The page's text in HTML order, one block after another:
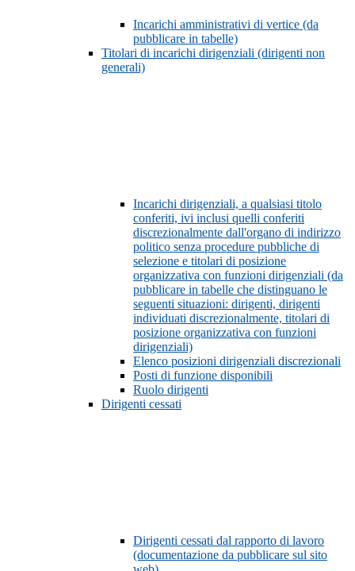
Incarichi amministrativi di vertice (da
pubblicare in tabelle)
Titolari di incarichi dirigenziali (dirigenti non
generali)
Incarichi dirigenziali, a qualsiasi titolo
conferiti, ivi inclusi quelli conferiti
discrezionalmente dall'organo di indirizzo
politico senza procedure pubbliche di
selezione e titolari di posizione
organizzativa con funzioni dirigenziali (da
pubblicare in tabelle che distinguano le
seguenti situazioni: dirigenti, dirigenti
individuati discrezionalmente, titolari di
posizione organizzativa con funzioni
dirigenziali)
Elenco posizioni dirigenziali discrezionali
Posti di funzione disponibili
Ruolo dirigenti
Dirigenti cessati
Dirigenti cessati dal rapporto di lavoro
(documentazione da pubblicare sul sito